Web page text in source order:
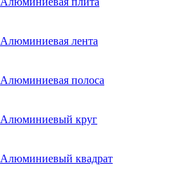
Алюминиевая лента
Алюминиевая полоса
Алюминиевый круг
Алюминиевый квадрат